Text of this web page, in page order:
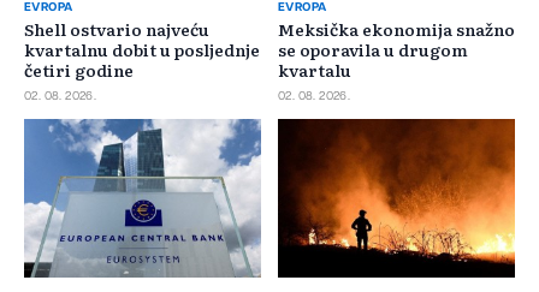
EVROPA
Shell ostvario najveću
kvartalnu dobit u posljednje
četiri godine
02. 08. 2026.
EVROPA
Meksička ekonomija snažno
se oporavila u drugom
kvartalu
02. 08. 2026.